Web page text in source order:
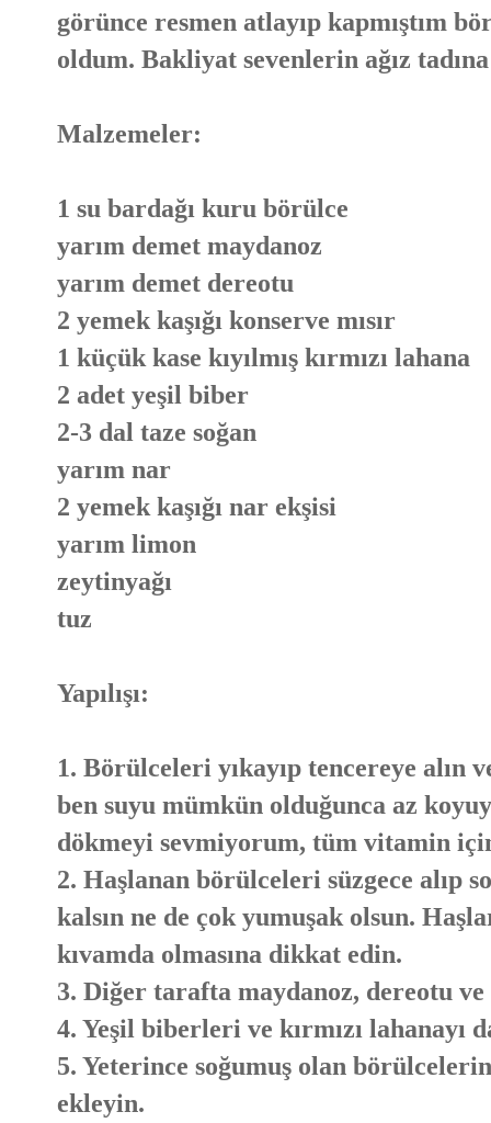
görünce resmen atlayıp kapmıştım
oldum. Bakliyat sevenlerin ağız
Malzemeler:
1 su bardağı kuru börülce
yarım demet maydanoz
yarım demet dereotu
2 yemek kaşığı konserve mısır
1 küçük kase kıyılmış kırmızı lahana
2 adet yeşil biber
2-3 dal taze soğan
yarım nar
2 yemek kaşığı nar ekşisi
yarım limon
zeytinyağı
tuz
Yapılışı:
1. Börülceleri yıkayıp tencereye alın
ben suyu mümkün olduğunca az
dökmeyi sevmiyorum, tüm vitamin
2. Haşlanan börülceleri süzgece alıp
kalsın ne de çok yumuşak olsun.
kıvamda olmasına dikkat edin.
3. Diğer tarafta maydanoz, dereotu ve
4. Yeşil biberleri ve kırmızı lahanayı
5. Yeterince soğumuş olan
ekleyin.